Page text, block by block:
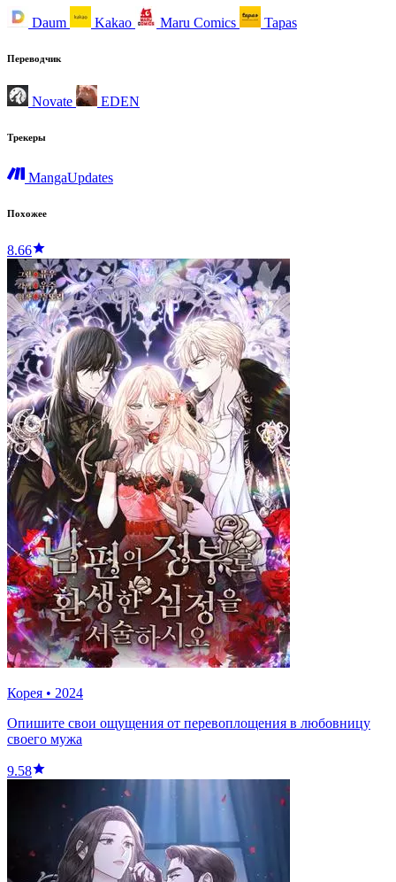
Daum Kakao Maru Comics Tapas
Переводчик
Novate EDEN
Трекеры
MangaUpdates
Похожее
8.66
Корея • 2024
Опишите свои ощущения от перевоплощения в любовницу
своего мужа
9.58